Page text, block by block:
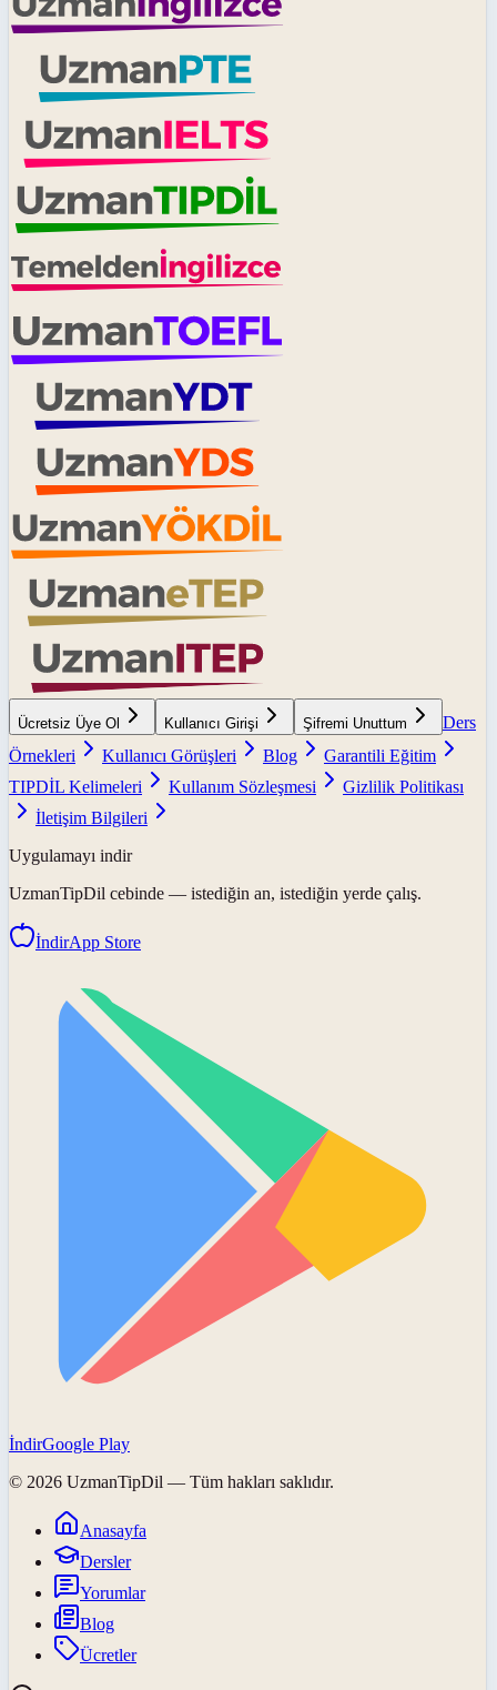
Ücretsiz Üye Ol Kullanıcı Girişi Şifremi Unuttum
Ders
Örnekleri
Kullanıcı Görüşleri Blog
Garantili Eğitim
TIPDİL Kelimeleri
Kullanım Sözleşmesi
Gizlilik Politikası
İletişim Bilgileri
Uygulamayı indir
UzmanTipDil cebinde — istediğin an, istediğin yerde çalış.
İndirApp Store
İndirGoogle Play
© 2026 UzmanTipDil — Tüm hakları saklıdır.
Anasayfa
Dersler
Yorumlar
Blog
Ücretler